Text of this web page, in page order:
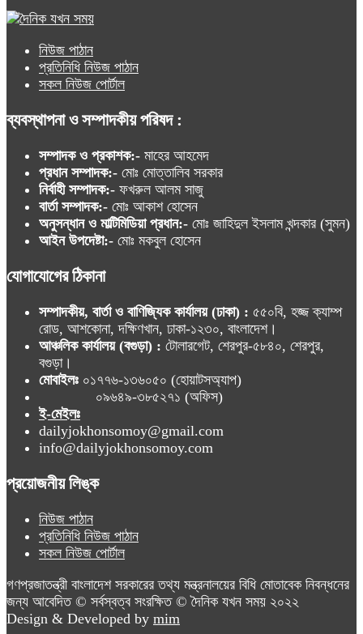
নিউজ পাঠান
প্রতিনিধি নিউজ পাঠান
সকল নিউজ পোর্টাল
ব্যবস্থাপনা ও সম্পাদকীয় পরিষদ :
সম্পাদক ও প্রকাশক:- মাহের আহমেদ
প্রধান সম্পাদক:- মোঃ মোত্তালিব সরকার
নির্বাহী সম্পাদক:- ফখরুল আলম সাজু
বার্তা সম্পাদক:- মোঃ আকাশ হোসেন
অনুসন্ধান ও মাল্টিমিডিয়া প্রধান:- মোঃ জাহিদুল ইসলাম খন্দকার (সুমন)
আইন উপদেষ্টা:- মোঃ মকবুল হোসেন
যোগাযোগের ঠিকানা
সম্পাদকীয়, বার্তা ও বাণিজ্যিক কার্যালয় (ঢাকা) : ৫৫০বি, হজ্জ ক্যাম্প
রোড, আশকোনা, দক্ষিণখান, ঢাকা-১২৩০, বাংলাদেশ।
আঞ্চলিক কার্যালয় (বগুড়া) : টোলারগেট, শেরপুর-৫৮৪০, শেরপুর,
বগুড়া।
মোবাইলঃ ০১৭৭৬-১৩৬০৫০ (হোয়াটসঅ্যাপ)
০৯৬৪৯-৩৮৫২৭১ (অফিস)
ই-মেইলঃ
dailyjokhonsomoy@gmail.com
info@dailyjokhonsomoy.com
প্রয়োজনীয় লিঙ্ক
নিউজ পাঠান
প্রতিনিধি নিউজ পাঠান
সকল নিউজ পোর্টাল
গণপ্রজাতন্ত্রী বাংলাদেশ সরকারের তথ্য মন্ত্রনালয়ের বিধি মোতাবেক নিবন্ধনের
জন্য আবেদিত © সর্বস্বত্ব সংরক্ষিত © দৈনিক যখন সময় ২০২২
Design & Developed by mim